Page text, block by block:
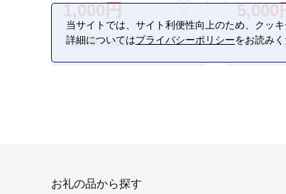
1,000円
熊本県 八代市
5,000
熊本県
お礼の品から探す
当サイトでは、サイト利便性向上のため、クッ
詳細についてはプライバシーポリシーをお読みく